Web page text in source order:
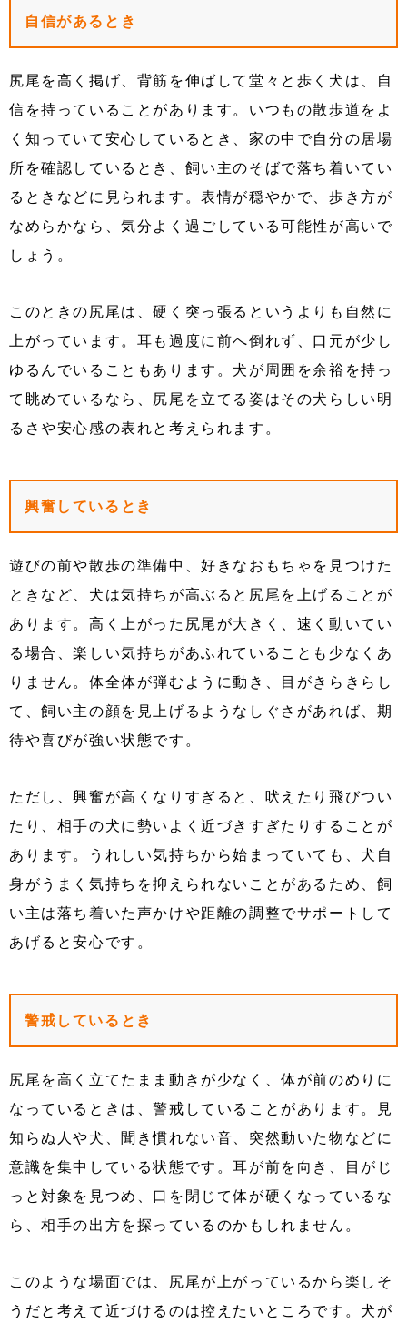
自信があるとき
尻尾を高く掲げ、背筋を伸ばして堂々と歩く犬は、自
信を持っていることがあります。いつもの散歩道をよ
く知っていて安心しているとき、家の中で自分の居場
所を確認しているとき、飼い主のそばで落ち着いてい
るときなどに見られます。表情が穏やかで、歩き方が
なめらかなら、気分よく過ごしている可能性が高いで
しょう。
このときの尻尾は、硬く突っ張るというよりも自然に
上がっています。耳も過度に前へ倒れず、口元が少し
ゆるんでいることもあります。犬が周囲を余裕を持っ
て眺めているなら、尻尾を立てる姿はその犬らしい明
るさや安心感の表れと考えられます。
興奮しているとき
遊びの前や散歩の準備中、好きなおもちゃを見つけた
ときなど、犬は気持ちが高ぶると尻尾を上げることが
あります。高く上がった尻尾が大きく、速く動いてい
る場合、楽しい気持ちがあふれていることも少なくあ
りません。体全体が弾むように動き、目がきらきらし
て、飼い主の顔を見上げるようなしぐさがあれば、期
待や喜びが強い状態です。
ただし、興奮が高くなりすぎると、吠えたり飛びつい
たり、相手の犬に勢いよく近づきすぎたりすることが
あります。うれしい気持ちから始まっていても、犬自
身がうまく気持ちを抑えられないことがあるため、飼
い主は落ち着いた声かけや距離の調整でサポートして
あげると安心です。
警戒しているとき
尻尾を高く立てたまま動きが少なく、体が前のめりに
なっているときは、警戒していることがあります。見
知らぬ人や犬、聞き慣れない音、突然動いた物などに
意識を集中している状態です。耳が前を向き、目がじ
っと対象を見つめ、口を閉じて体が硬くなっているな
ら、相手の出方を探っているのかもしれません。
このような場面では、尻尾が上がっているから楽しそ
うだと考えて近づけるのは控えたいところです。犬が